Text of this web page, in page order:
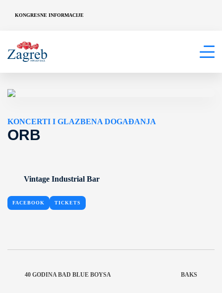
KONGRESNE INFORMACIJE
KONCERTI I GLAZBENA DOGAĐANJA
ORB
Vintage Industrial Bar
FACEBOOK TICKETS
40 GODINA BAD BLUE BOYSA BAKS